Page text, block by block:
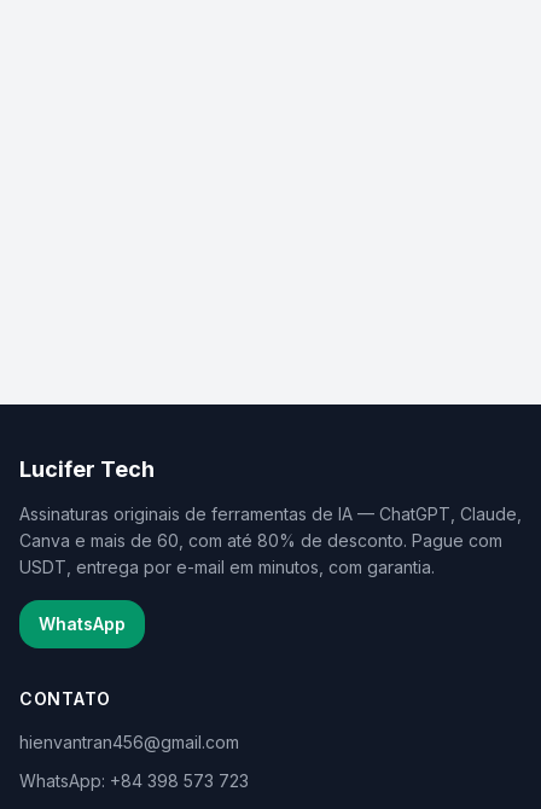
Lucifer Tech
Assinaturas originais de ferramentas de IA — ChatGPT, Claude,
Canva e mais de 60, com até 80% de desconto. Pague com
USDT, entrega por e-mail em minutos, com garantia.
WhatsApp
CONTATO
hienvantran456@gmail.com
WhatsApp: +84 398 573 723